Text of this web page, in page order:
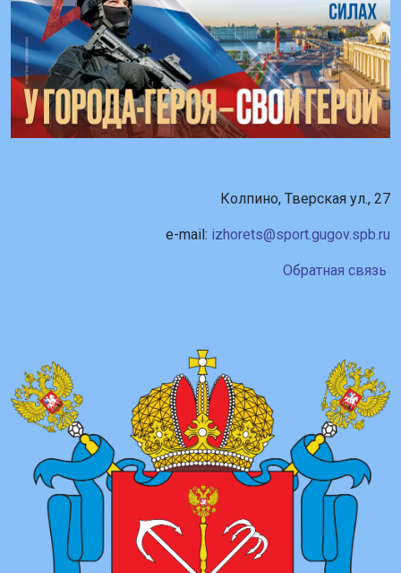
Колпино, Тверская ул., 27
e-mail: izhorets@sport.gugov.spb.ru
Обратная связь